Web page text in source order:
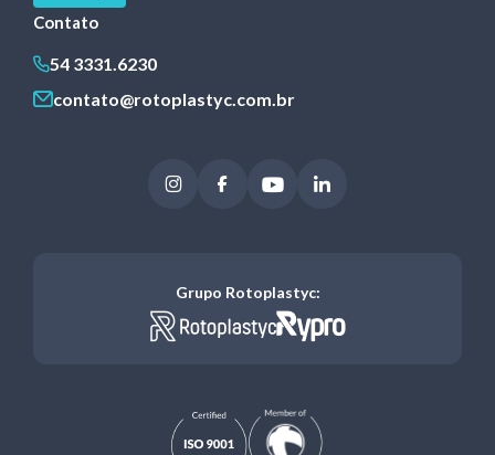
Contato
54 3331.6230
contato@rotoplastyc.com.br
InstagramFacebookYoutubeLinkedIn
Grupo Rotoplastyc: